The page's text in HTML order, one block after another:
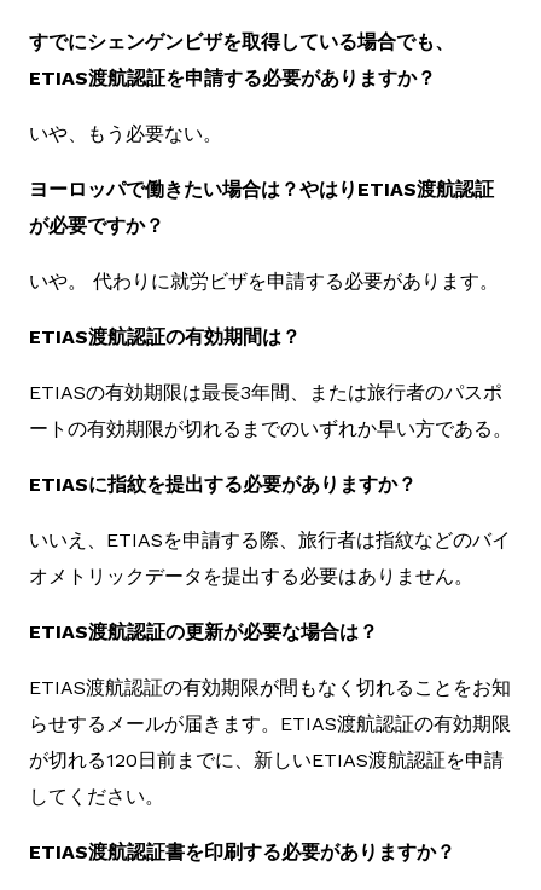
すでにシェンゲンビザを取得している場合でも、
ETIAS渡航認証を申請する必要がありますか？
いや、もう必要ない。
ヨーロッパで働きたい場合は？やはりETIAS渡航認証
が必要ですか？
いや。 代わりに就労ビザを申請する必要があります。
ETIAS渡航認証の有効期間は？
ETIASの有効期限は最長3年間、または旅行者のパスポ
ートの有効期限が切れるまでのいずれか早い方である。
ETIASに指紋を提出する必要がありますか？
いいえ、ETIASを申請する際、旅行者は指紋などのバイ
オメトリックデータを提出する必要はありません。
ETIAS渡航認証の更新が必要な場合は？
ETIAS渡航認証の有効期限が間もなく切れることをお知
らせするメールが届きます。ETIAS渡航認証の有効期限
が切れる120日前までに、新しいETIAS渡航認証を申請
してください。
ETIAS渡航認証書を印刷する必要がありますか？